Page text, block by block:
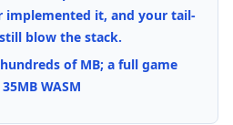
implemented it, and your tail-
blow the stack.
of MB; a full game
WASM